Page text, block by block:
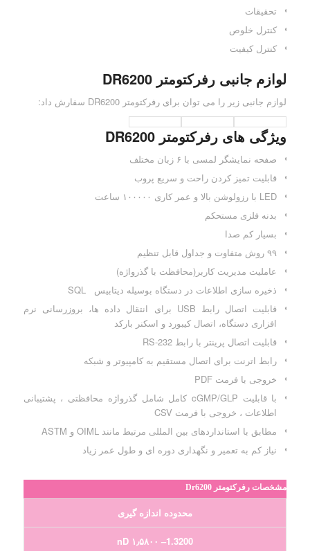
تحقیقات
کنترل خلوص
کنترل کیفیت
لوازم جانبی رفرکتومتر DR6200
لوازم جانبی زیر را می توان برای رفرکتومتر DR6200 سفارش داد:
ویژگی های رفرکتومتر DR6200
صفحه نمایشگر لمسی با ۶ زبان مختلف
قابلیت تمیز کردن راحت و سریع پروب
LED با رزولوشن بالا و عمر کاری ۱۰۰۰۰۰ ساعت
بدنه فلزی مستحکم
بسیار کم صدا
۹۹ روش متفاوت و جداول قابل تنظیم
عاملیت مدیریت کاربر(محافظت با گذرواژه)
ذخیره سازی اطلاعات در دستگاه بوسیله دیتابیس SQL
قابلیت اتصال رابط USB برای انتقال داده ها، بروزرسانی نرم
افزاری دستگاه، اتصال کیبورد و اسکنر بارکد
قابلیت اتصال پرینتر با رابط RS-232
رابط اترنت برای اتصال مستقیم به کامپیوتر و شبکه
خروجی با فرمت PDF
با قابلیت cGMP/GLP کامل شامل گذرواژه محافظتی ، پشتیبانی
اطلاعات ، خروجی با فرمت CSV
مطابق با استانداردهای بین المللی مرتبط مانند OIML و ASTM
نیاز کم به تعمیر و نگهداری دوره ای و طول عمر زیاد
مشخصات رفرکتومتر Dr6200
محدوده اندازه گیری
1.3200– ۱٫۵۸۰۰ nD